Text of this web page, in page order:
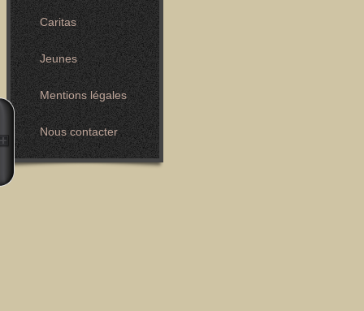
Caritas
Jeunes
Mentions légales
Nous contacter